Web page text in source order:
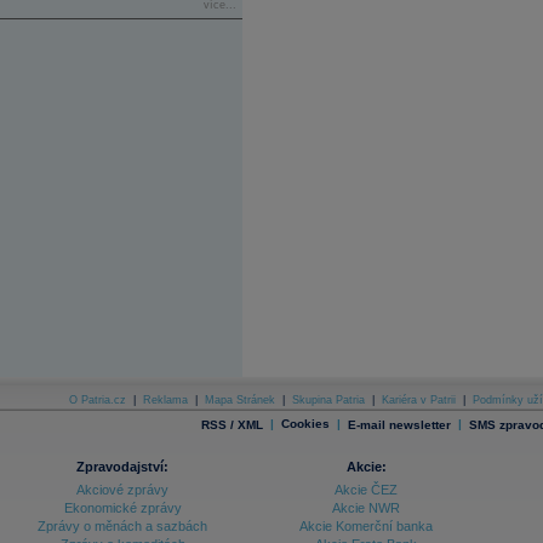
více...
O Patria.cz Reklama Mapa Stránek Skupina Patria Kariéra v Patrii Podmínky
RSS / XML | Cookies | E-mail newsletter | SMS
Zpravodajství:
Akciové zprávy
Ekonomické zprávy
Zprávy o měnách a sazbách
Akcie:
Akcie ČEZ
Akcie NWR
Akcie Komerční banka